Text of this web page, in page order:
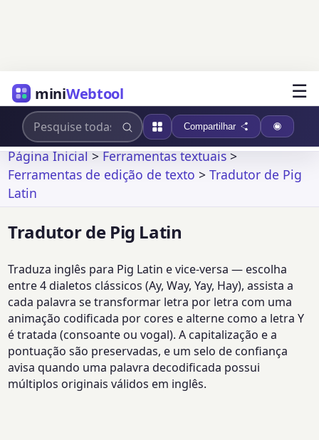
miniWebtool ☰
Compartilhar
Página Inicial>Ferramentas textuais>
Ferramentas de edição de texto >Tradutor de Pig
Latin
Tradutor de Pig Latin
Traduza inglês para Pig Latin e vice-versa — escolha
entre 4 dialetos clássicos (Ay, Way, Yay, Hay), assista a
cada palavra se transformar letra por letra com uma
animação codificada por cores e alterne como a letra Y
é tratada (consoante ou vogal). A capitalização e a
pontuação são preservadas, e um selo de confiança
avisa quando uma palavra decodificada possui
múltiplos originais válidos em inglês.